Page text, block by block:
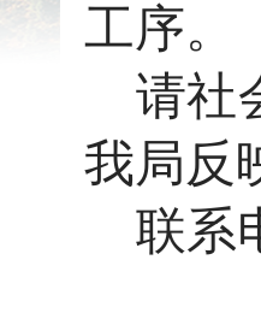
工序。
请社
我局反
联系